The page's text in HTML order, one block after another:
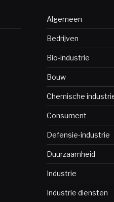
Algemeen
Bedrijven
Bio-industrie
Bouw
Chemische
Consument
Defensie-industrie
Duurzaamheid
Industrie
Industrie diensten